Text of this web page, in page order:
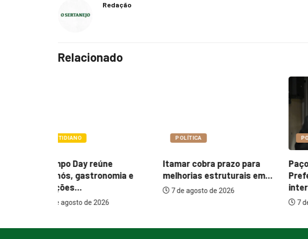
Redação
Relacionado
POLÍTICA
Itamar cobra prazo para
melhorias estruturais em...
7 de agosto de 2026
POLÍTICA
Paçoca questiona
Prefeitura sobre
internações e rede...